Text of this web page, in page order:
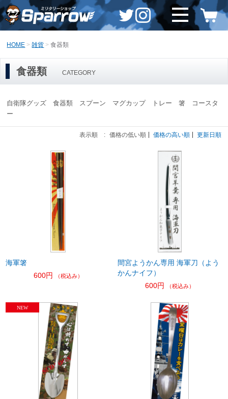
HOME 雑貨 食器類
食器類 CATEGORY
自衛隊グッズ 食器類 スプーン マグカップ トレー 箸 コースタ
ー
表示順 : 価格の低い順 価格の高い順 更新日順
海軍箸
600円
（税込み）
間宮ようかん専用 海軍刀（よう
かんナイフ）
600円
（税込み）